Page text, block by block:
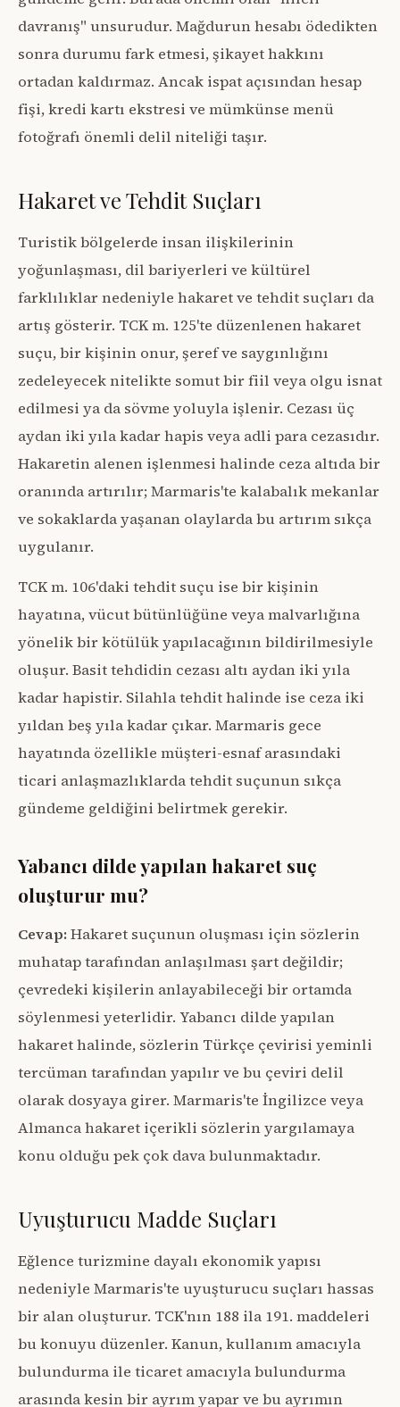
davranış" unsurudur. Mağdurun hesabı ödedikten
sonra durumu fark etmesi, şikayet hakkını
ortadan kaldırmaz. Ancak ispat açısından hesap
fişi, kredi kartı ekstresi ve mümkünse menü
fotoğrafı önemli delil niteliği taşır.
Hakaret ve Tehdit Suçları
Turistik bölgelerde insan ilişkilerinin
yoğunlaşması, dil bariyerleri ve kültürel
farklılıklar nedeniyle hakaret ve tehdit suçları da
artış gösterir. TCK m. 125'te düzenlenen hakaret
suçu, bir kişinin onur, şeref ve saygınlığını
zedeleyecek nitelikte somut bir fiil veya olgu isnat
edilmesi ya da sövme yoluyla işlenir. Cezası üç
aydan iki yıla kadar hapis veya adli para cezasıdır.
Hakaretin alenen işlenmesi halinde ceza altıda bir
oranında artırılır; Marmaris'te kalabalık mekanlar
ve sokaklarda yaşanan olaylarda bu artırım sıkça
uygulanır.
TCK m. 106'daki tehdit suçu ise bir kişinin
hayatına, vücut bütünlüğüne veya malvarlığına
yönelik bir kötülük yapılacağının bildirilmesiyle
oluşur. Basit tehdidin cezası altı aydan iki yıla
kadar hapistir. Silahla tehdit halinde ise ceza iki
yıldan beş yıla kadar çıkar. Marmaris gece
hayatında özellikle müşteri-esnaf arasındaki
ticari anlaşmazlıklarda tehdit suçunun sıkça
gündeme geldiğini belirtmek gerekir.
Yabancı dilde yapılan hakaret suç
oluşturur mu?
Cevap:Hakaret suçunun oluşması için sözlerin
muhatap tarafından anlaşılması şart değildir;
çevredeki kişilerin anlayabileceği bir ortamda
söylenmesi yeterlidir. Yabancı dilde yapılan
hakaret halinde, sözlerin Türkçe çevirisi yeminli
tercüman tarafından yapılır ve bu çeviri delil
olarak dosyaya girer. Marmaris'te İngilizce veya
Almanca hakaret içerikli sözlerin yargılamaya
konu olduğu pek çok dava bulunmaktadır.
Uyuşturucu Madde Suçları
Eğlence turizmine dayalı ekonomik yapısı
nedeniyle Marmaris'te uyuşturucu suçları hassas
bir alan oluşturur. TCK'nın 188 ila 191. maddeleri
bu konuyu düzenler. Kanun, kullanım amacıyla
bulundurma ile ticaret amacıyla bulundurma
arasında kesin bir ayrım yapar ve bu ayrımın